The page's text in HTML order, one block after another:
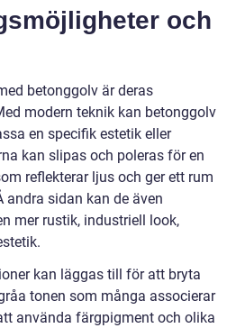
och
betonggolv är deras
modern teknik kan betonggolv
en specifik estetik eller
kan slipas och poleras för en
reflekterar ljus och ger ett rum
andra sidan kan de även
mer rustik, industriell look,
kan läggas till för att bryta
tonen som många associerar
använda färgpigment och olika